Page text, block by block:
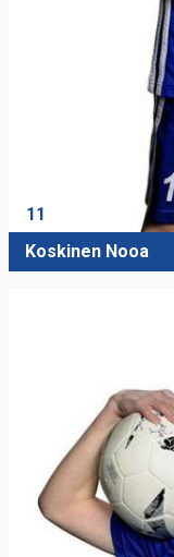
11
Koskinen Nooa